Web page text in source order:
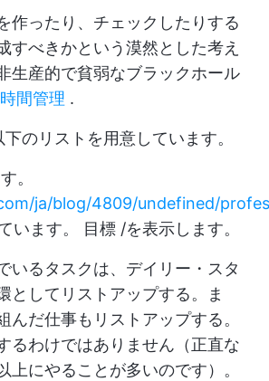
作ったり、チェックしたりする
すべきかという漠然とした考え
生産的で貧弱なブラックホール
時間管理 .
のリストを用意しています。
。
ja/blog/4809/undefined/
います。 目標 /を表示します。
いるタスクは、デイリー・スタ
としてリストアップする。ま
んだ仕事もリストアップする。
るわけではありません（正直な
上にやることが多いのです）。